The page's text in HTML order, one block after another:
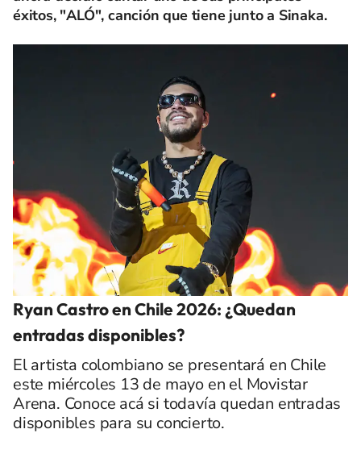
éxitos, "ALÓ", canción que tiene junto a Sinaka.
Ryan Castro en Chile 2026: ¿Quedan
entradas disponibles?
El artista colombiano se presentará en Chile
este miércoles 13 de mayo en el Movistar
Arena. Conoce acá si todavía quedan entradas
disponibles para su concierto.